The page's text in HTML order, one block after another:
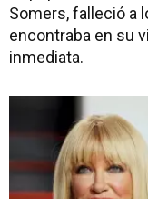
Somers, falleció a
encontraba en su
inmediata.